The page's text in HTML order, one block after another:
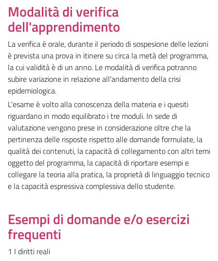
Modalità di verifica
dell'apprendimento
La verifica è orale, durante il periodo di sospesione delle lezioni
è prevista una prova in itinere su circa la metà del programma,
la cui validità è di un anno. Le modalità di verifica potranno
subire variazione in relazione all'andamento della crisi
epidemiologica.
L'esame è volto alla conoscenza della materia e i quesiti
riguardano in modo equilibrato i tre moduli. In sede di
valutazione vengono prese in considerazione oltre che la
pertinenza delle risposte rispetto alle domande formulate, la
qualità dei contenuti, la capacità di collegamento con altri temi
oggetto del programma, la capacità di riportare esempi e
collegare la teoria alla pratica, la proprietà di linguaggio tecnico
e la capacità espressiva complessiva dello studente.
Esempi di domande e/o esercizi
frequenti
1 I diritti reali